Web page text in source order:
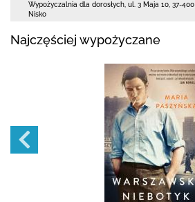
Wypożyczalnia dla dorosłych, ul. 3 Maja 10 37-400
Nisko
Najczęściej wypożyczane